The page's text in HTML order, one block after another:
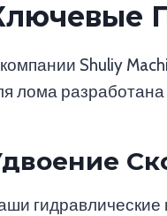
Shuliy
лома
гидравлические